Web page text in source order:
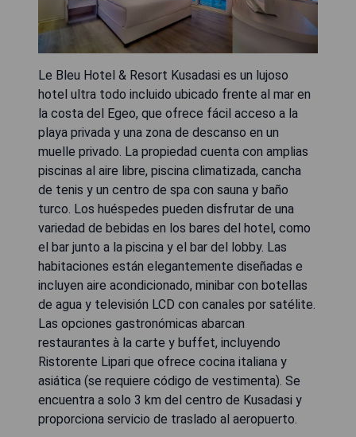
Le Bleu Hotel & Resort Kusadasi es un lujoso
hotel ultra todo incluido ubicado frente al mar en
la costa del Egeo, que ofrece fácil acceso a la
playa privada y una zona de descanso en un
muelle privado. La propiedad cuenta con amplias
piscinas al aire libre, piscina climatizada, cancha
de tenis y un centro de spa con sauna y baño
turco. Los huéspedes pueden disfrutar de una
variedad de bebidas en los bares del hotel, como
el bar junto a la piscina y el bar del lobby. Las
habitaciones están elegantemente diseñadas e
incluyen aire acondicionado, minibar con botellas
de agua y televisión LCD con canales por satélite.
Las opciones gastronómicas abarcan
restaurantes à la carte y buffet, incluyendo
Ristorente Lipari que ofrece cocina italiana y
asiática (se requiere código de vestimenta). Se
encuentra a solo 3 km del centro de Kusadasi y
proporciona servicio de traslado al aeropuerto.